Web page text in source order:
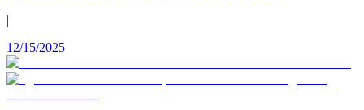
|
12/15/2025